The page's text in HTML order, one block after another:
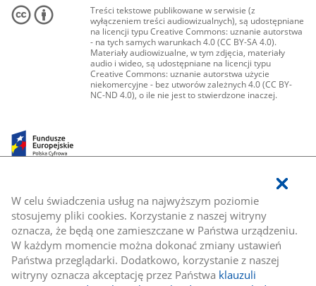
W celu świadczenia usług na najwyższym poziomie
stosujemy pliki cookies. Korzystanie z naszej witryny
oznacza, że będą one zamieszczane w Państwa urządzeniu.
W każdym momencie można dokonać zmiany ustawień
Państwa przeglądarki. Dodatkowo, korzystanie z naszej
witryny oznacza akceptację przez Państwa klauzuli
Treści tekstowe publikowane w serwisie (z
wyłączeniem treści audiowizualnych), są udostępniane
na licencji typu Creative Commons: uznanie autorstwa
- na tych samych warunkach 4.0 (CC BY-SA 4.0).
Materiały audiowizualne, w tym zdjęcia, materiały
audio i wideo, są udostępniane na licencji typu
Creative Commons: uznanie autorstwa użycie
niekomercyjne - bez utworów zależnych 4.0 (CC BY-
NC-ND 4.0), o ile nie jest to stwierdzone inaczej.